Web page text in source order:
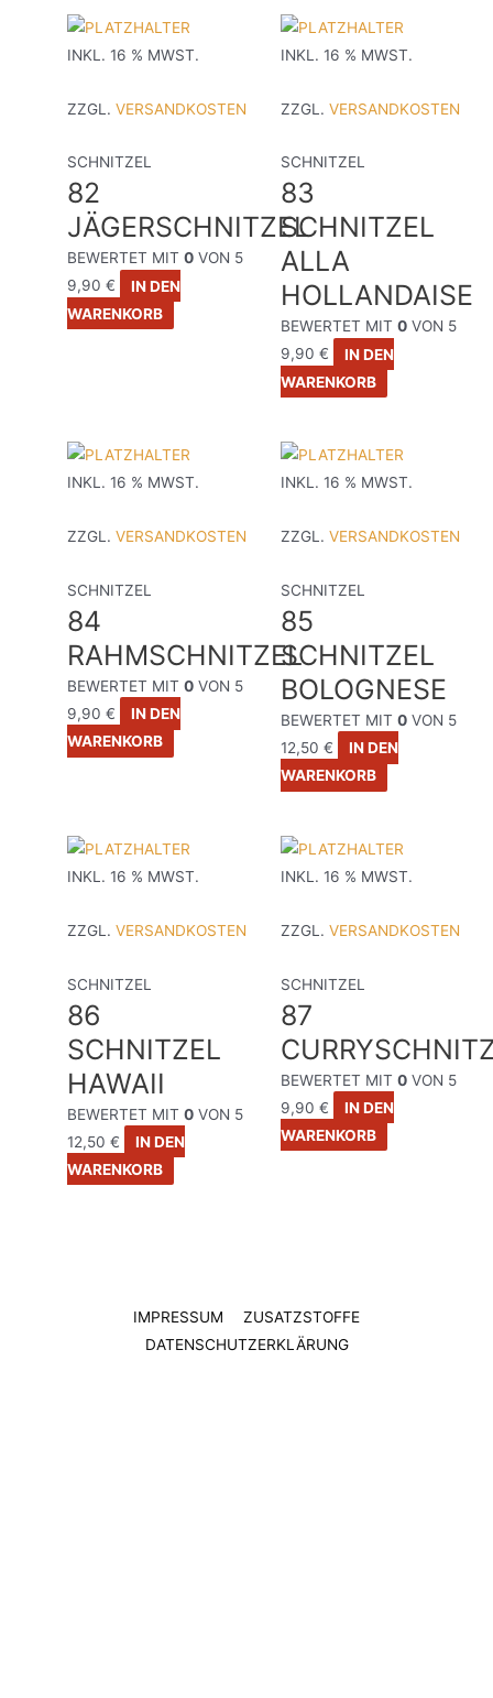
INKL. 16 % MWST.
ZZGL.VERSANDKOSTEN
SCHNITZEL
82
JÄGERSCHNITZEL
BEWERTET MIT0 VON 5
9,90€
IN DEN
WARENKORB
INKL. 16 % MWST.
ZZGL. VERSANDKOSTEN
SCHNITZEL
83
SCHNITZEL
ALLA
HOLLANDAISE
BEWERTET MIT 0VON 5
9,90 €
IN DEN
WARENKORB
INKL. 16 % MWST.
ZZGL.VERSANDKOSTEN
SCHNITZEL
84
RAHMSCHNITZEL
BEWERTET MIT0 VON 5
9,90€
IN DEN
WARENKORB
INKL. 16 % MWST.
ZZGL. VERSANDKOSTEN
SCHNITZEL
85
SCHNITZEL
BOLOGNESE
BEWERTET MIT 0VON 5
12,50 €
IN DEN
WARENKORB
INKL. 16 % MWST.
ZZGL.VERSANDKOSTEN
SCHNITZEL
86
SCHNITZEL
HAWAII
BEWERTET MIT0 VON 5
12,50€
IN DEN
WARENKORB
INKL. 16 % MWST.
ZZGL. VERSANDKOSTEN
SCHNITZEL
87
BEWERTET MIT 0VON 5
9,90 €
IN DEN
WARENKORB
IMPRESSUM
ZUSATZSTOFFE
DATENSCHUTZERKLÄRUNG